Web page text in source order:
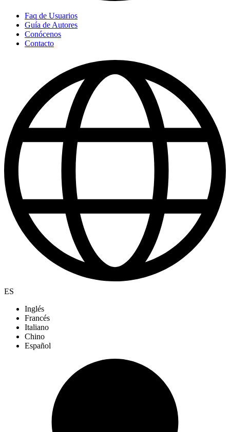
Faq de Usuarios
Guía de Autores
Conócenos
Contacto
ES
Inglés
Francés
Italiano
Chino
Español